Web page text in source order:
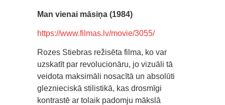
Man vienai māsiņa (1984)
https://www.filmas.lv/movie/3055/
Rozes Stiebras režisēta filma, ko var
uzskatīt par revolucionāru, jo vizuāli tā
veidota maksimāli nosacītā un absolūti
gleznieciskā stilistikā, kas drosmīgi
kontrastē ar tolaik padomju mākslā